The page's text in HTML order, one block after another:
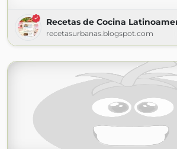
Recetas de Cocina
recetasurbanas.blogspot.com